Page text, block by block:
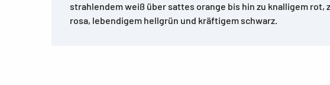
strahlendem weiß über sattes orange bis hin zu knalligem rot,
rosa, lebendigem hellgrün und kräftigem schwarz.